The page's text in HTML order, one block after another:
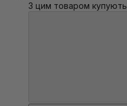
З цим товаром купують